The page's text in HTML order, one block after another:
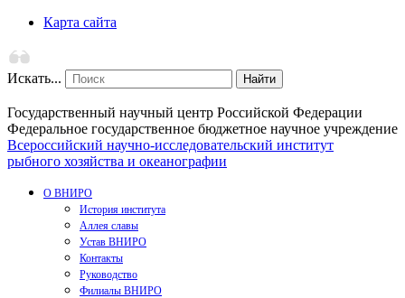
Карта сайта
Искать... Найти
Государственный научный центр Российской Федерации
Федеральное государственное бюджетное научное учреждение
Всероссийский научно-исследовательский институт
рыбного хозяйства и океанографии
О ВНИРО
История института
Аллея славы
Устав ВНИРО
Контакты
Руководство
Филиалы ВНИРО